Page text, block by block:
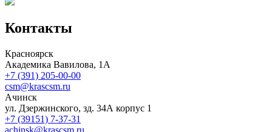
Контакты
Красноярск
Академика Вавилова, 1А
+7 (391) 205-00-00
csm@krascsm.ru
Ачинск
ул. Дзержинского, зд. 34А корпус 1
+7 (39151) 7-37-31
achinsk@krascsm.ru